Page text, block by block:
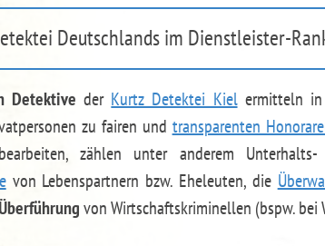
Deutschlands im Dienstleister-
Detektive der Kurtz Detektei Kielermitteln in
zu fairen und transparenten
zählen unter anderem
von Lebenspartnern bzw. Eheleuten, die
von Wirtschaftskriminellen (bspw. bei